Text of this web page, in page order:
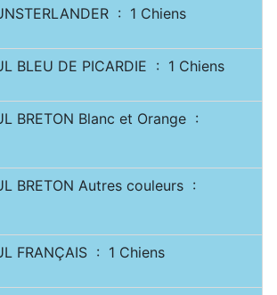
: 1 Chiens
BLEU DE PICARDIE : 1 Chiens
BRETON Blanc et Orange :
BRETON Autres couleurs :
FRANÇAIS : 1 Chiens